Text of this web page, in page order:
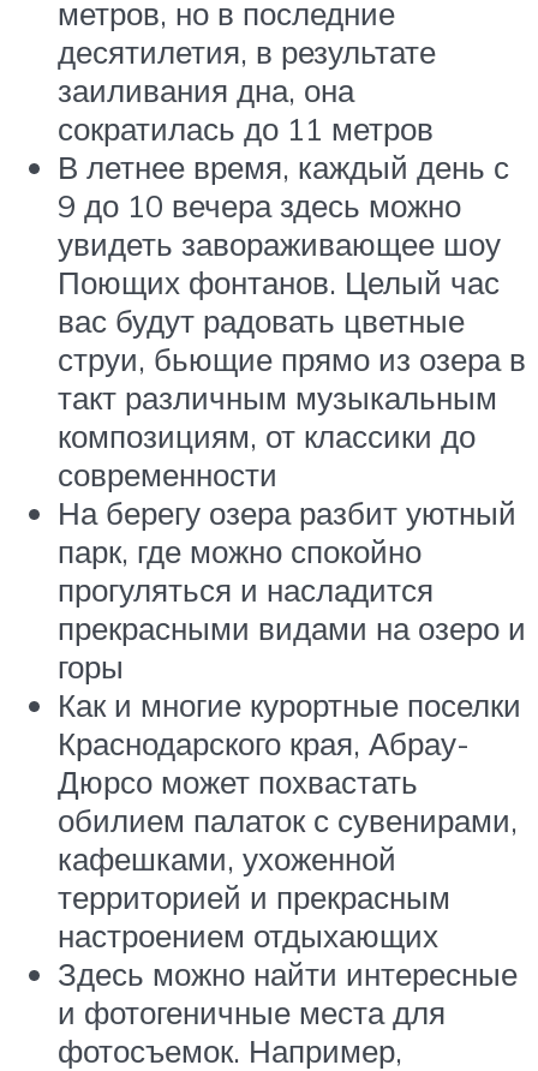
метров, но в последние
десятилетия, в результате
заиливания дна, она
сократилась до 11 метров
В летнее время, каждый день с
9 до 10 вечера здесь можно
увидеть завораживающее шоу
Поющих фонтанов. Целый час
вас будут радовать цветные
струи, бьющие прямо из озера в
такт различным музыкальным
композициям, от классики до
современности
На берегу озера разбит уютный
парк, где можно спокойно
прогуляться и насладится
прекрасными видами на озеро и
горы
Как и многие курортные поселки
Краснодарского края, Абрау-
Дюрсо может похвастать
обилием палаток с сувенирами,
кафешками, ухоженной
территорией и прекрасным
настроением отдыхающих
Здесь можно найти интересные
и фотогеничные места для
фотосъемок. Например,